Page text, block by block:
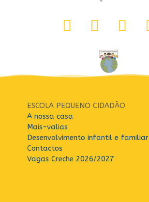
ESCOLA PEQUENO CIDADÃO
A nossa casa
Mais-valias
Desenvolvimento infantil e familiar
Contactos
Vagas Creche 2026/2027